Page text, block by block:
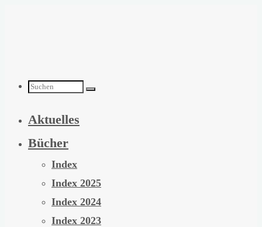
Suchen
nach:
Aktuelles
Bücher
Index
Index 2025
Index 2024
Index 2023